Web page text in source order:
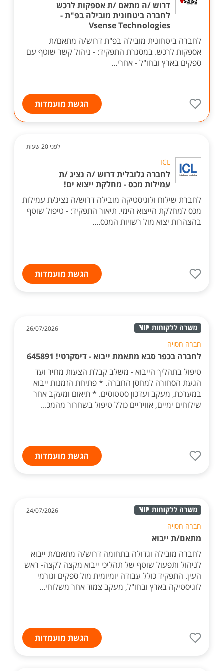
דרוש /ה מתאם /ת אספקות לרכש
לחברה ביטחונית מובילה בפ"ת -
Vsense Technologies
לחברה ביטחונית מובילה בפ"ת דרוש/ה מתאם/ת
אספקות לרכש. במסגרת התפקיד: - ניהול קשר שוטף עם
ספקים בארץ ובחו"ל - אחרי...
הגשת מועמדות
לפני 20 שעות
ICL
לחברה גלובלית דרוש /ה נציג /ת
עמילות מכס - מחלקת ייצוא ים!
לחברת שילוח ולוגיסטיקה מובילה דרוש/ה נציג/ת עמילות
מכס למחלקת הייצוא הימי. תיאור התפקיד: - טיפול שוטף
בהצהרות יצוא מול רשויות המכס....
הגשת מועמדות
26/07/2026
חברה חסויה
לחברה בכפר סבא מתאמת ייבוא - דיסקרטי! 645891
טיפול בתהליך הייבוא - משלב קבלת הצעות מחיר ועד
הגעת הסחורה למחסן החברה. * פתיחת הזמנות ייבוא
במערכת, מעקב ועדכון סטטוסים. * תיאום ומעקב אחר
שילוחים ימיים, אוויריים כולל טיפול בשחרור מהמכ...
הגשת מועמדות
24/07/2026
חברה חסויה
מתאם/ת ייבוא
לחברה מובילה וגדולה בתחומה דרוש/ה מתאם/ת ייבוא
לניהול ותפעול שוטף של תהליכי ייבוא מקצה לקצה- ראש
העין. התפקיד כולל עבודה יומיומית מול ספקים וגורמי
לוגיסטיקה בארץ ובחו"ל, מעקב צמוד אחר משלוחי...
הגשת מועמדות